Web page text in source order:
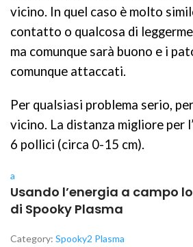
vicino. In quel caso è molto
contatto o qualcosa di
ma comunque sarà buono e i
comunque attaccati.
Per qualsiasi problema serio,
vicino. La distanza migliore per
6 pollici (circa 0-15 cm).
a
Usando l’energia a campo
di Spooky Plasma
Category: Spooky2 Plasma